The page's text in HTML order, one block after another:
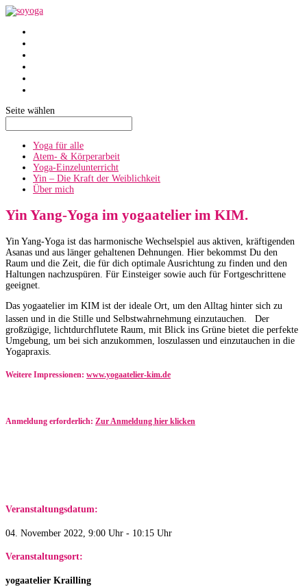
Seite wählen
Yoga für alle
Atem- & Körperarbeit
Yoga-Einzelunterricht
Yin – Die Kraft der Weiblichkeit
Über mich
Yin Yang-Yoga im yogaatelier im KIM.
Yin Yang-Yoga ist das harmonische Wechselspiel aus aktiven, kräftigenden
Asanas und aus länger gehaltenen Dehnungen. Hier bekommst Du den
Raum und die Zeit, die für dich optimale Ausrichtung zu finden und den
Haltungen nachzuspüren. Für Einsteiger sowie auch für Fortgeschrittene
geeignet.
Das yogaatelier im KIM ist der ideale Ort, um den Alltag hinter sich zu
lassen und in die Stille und Selbstwahrnehmung einzutauchen. Der
großzügige, lichtdurchflutete Raum, mit Blick ins Grüne bietet die perfekte
Umgebung, um bei sich anzukommen, loszulassen und einzutauchen in die
Yogapraxis.
Weitere Impressionen: www.yogaatelier-kim.de​
Anmeldung erforderlich: Zur Anmeldung hier klicken
Veranstaltungsdatum:
04. November 2022, 9:00 Uhr - 10:15 Uhr
Veranstaltungsort:
yogaatelier Krailling